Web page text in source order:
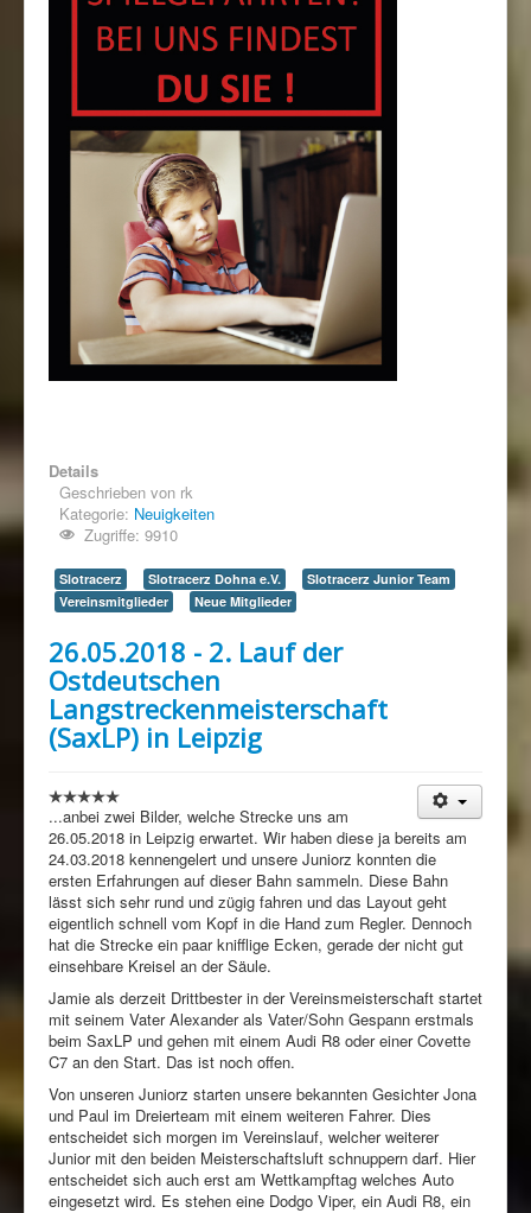
Details
Geschrieben von rk
Kategorie: Neuigkeiten
Zugriffe: 9910
Slotracerz Slotracerz Dohna e.V.
Slotracerz Junior Team
Vereinsmitglieder
Neue Mitglieder
26.05.2018 - 2. Lauf der
Ostdeutschen
Langstreckenmeisterschaft
(SaxLP) in Leipzig
...anbei zwei Bilder, welche Strecke uns am
26.05.2018 in Leipzig erwartet. Wir haben diese ja bereits am
24.03.2018 kennengelert und unsere Juniorz konnten die
ersten Erfahrungen auf dieser Bahn sammeln. Diese Bahn
lässt sich sehr rund und zügig fahren und das Layout geht
eigentlich schnell vom Kopf in die Hand zum Regler. Dennoch
hat die Strecke ein paar knifflige Ecken, gerade der nicht gut
einsehbare Kreisel an der Säule.
Jamie als derzeit Drittbester in der Vereinsmeisterschaft startet
mit seinem Vater Alexander als Vater/Sohn Gespann erstmals
beim SaxLP und gehen mit einem Audi R8 oder einer Covette
C7 an den Start. Das ist noch offen.
Von unseren Juniorz starten unsere bekannten Gesichter Jona
und Paul im Dreierteam mit einem weiteren Fahrer. Dies
entscheidet sich morgen im Vereinslauf, welcher weiterer
Junior mit den beiden Meisterschaftsluft schnuppern darf. Hier
entscheidet sich auch erst am Wettkampftag welches Auto
eingesetzt wird. Es stehen eine Dodgo Viper, ein Audi R8, ein